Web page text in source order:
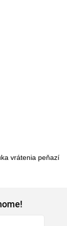
vrátenia peňazí